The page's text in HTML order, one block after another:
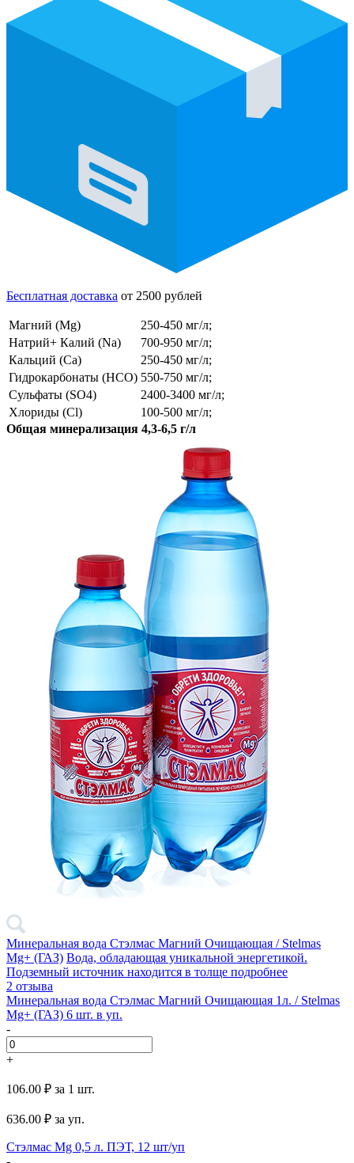
Бесплатная доставка от 2500 рублей
Магний (Mg)
250-450 мг/л;
Натрий+ Калий (Na)
700-950 мг/л;
Кальций (Ca)
250-450 мг/л;
Гидрокарбонаты (HCO) 550-750 мг/л;
Сульфаты (SO4)
2400-3400 мг/л;
Хлориды (Cl)
100-500 мг/л;
Общая минерализация 4,3-6,5 г/л
Минеральная вода Стэлмас Магний Очищающая / Stelmas
Mg+ (ГАЗ) Вода, обладающая уникальной энергетикой.
Подземный источник находится в толще подробнее
2 отзыва
Минеральная вода Стэлмас Магний Очищающая 1л. / Stelmas
Mg+ (ГАЗ) 6 шт. в уп.
-
+
106.00 ₽ за 1 шт.
636.00 ₽ за уп.
Стэлмас Mg 0,5 л. ПЭТ, 12 шт/уп